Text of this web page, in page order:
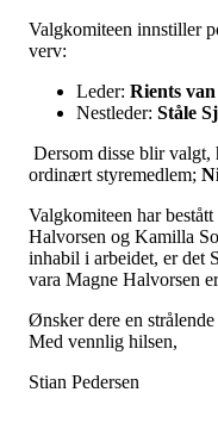
Valgkomiteen innstiller
verv:
Leder: Rients
Nestleder: Ståle
Dersom disse blir valgt,
ordinært styremedlem;
Valgkomiteen har
Halvorsen og Kamilla
inhabil i arbeidet, er det
vara Magne Halvorsen
Ønsker dere en
Med vennlig hilsen,
Stian Pedersen